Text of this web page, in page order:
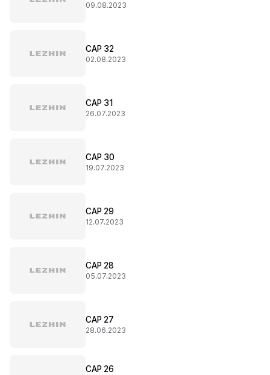
09.08.2023
CAP 32
02.08.2023
CAP 31
26.07.2023
CAP 30
19.07.2023
CAP 29
12.07.2023
CAP 28
05.07.2023
CAP 27
28.06.2023
CAP 26